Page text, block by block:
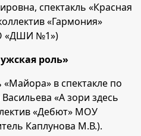
спектакль «Красная
«Гармония»
«ДШИ №1»)
роль»
в спектакле по
«А зори здесь
«Дебют» МОУ
Каплунова М.В.).